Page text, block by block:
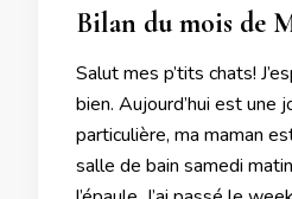
Bilan du mois de
Salut mes p’tits chats!
bien. Aujourd’hui est une
particulière, ma maman
salle de bain samedi